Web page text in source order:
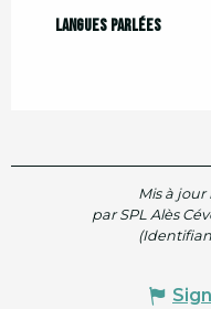
Langues parlées
Langues parlées
Mis à jour
par SPL Alès